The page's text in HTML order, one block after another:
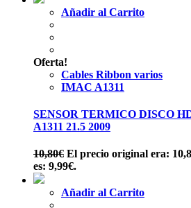
Añadir al Carrito
Oferta!
Cables Ribbon varios
IMAC A1311
SENSOR TERMICO DISCO
A1311 21.5 2009
10,80€ El precio original era:
es: 9,99€.
Añadir al Carrito